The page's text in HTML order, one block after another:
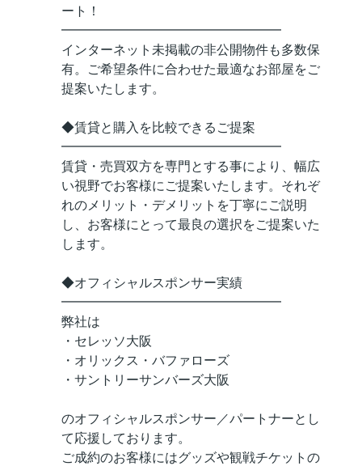
ート！
━━━━━━━━━━━━━━━━━
インターネット未掲載の非公開物件も多数保
有。ご希望条件に合わせた最適なお部屋をご
提案いたします。
◆賃貸と購入を比較できるご提案
━━━━━━━━━━━━━━━━━
賃貸・売買双方を専門とする事により、幅広
い視野でお客様にご提案いたします。それぞ
れのメリット・デメリットを丁寧にご説明
し、お客様にとって最良の選択をご提案いた
します。
◆オフィシャルスポンサー実績
━━━━━━━━━━━━━━━━━
弊社は
・セレッソ大阪
・オリックス・バファローズ
・サントリーサンバーズ大阪
のオフィシャルスポンサー／パートナーとし
て応援しております。
ご成約のお客様にはグッズや観戦チケットの